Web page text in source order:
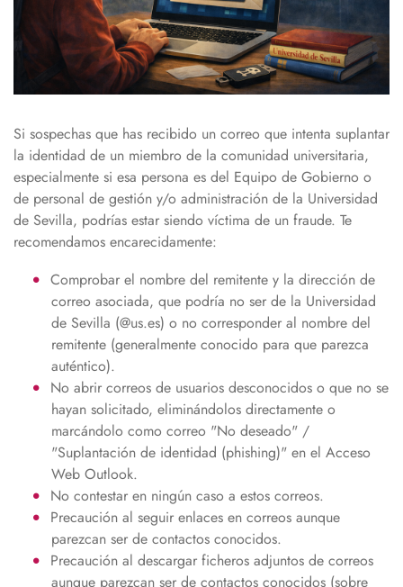
Si sospechas que has recibido un correo que intenta suplantar
la identidad de un miembro de la comunidad universitaria,
especialmente si esa persona es del Equipo de Gobierno o
de personal de gestión y/o administración de la Universidad
de Sevilla, podrías estar siendo víctima de un fraude. Te
recomendamos encarecidamente:
Comprobar el nombre del remitente y la dirección de
correo asociada, que podría no ser de la Universidad
de Sevilla (@us.es) o no corresponder al nombre del
remitente (generalmente conocido para que parezca
auténtico).
No abrir correos de usuarios desconocidos o que no se
hayan solicitado, eliminándolos directamente o
marcándolo como correo "No deseado" /
"Suplantación de identidad (phishing)" en el Acceso
Web Outlook.
No contestar en ningún caso a estos correos.
Precaución al seguir enlaces en correos aunque
parezcan ser de contactos conocidos.
Precaución al descargar ficheros adjuntos de correos
aunque parezcan ser de contactos conocidos (sobre